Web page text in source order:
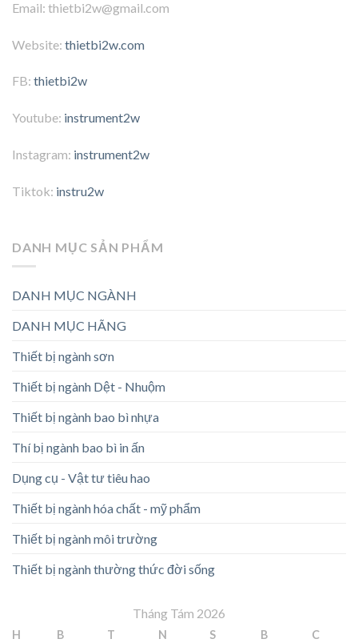
Email: thietbi2w@gmail.com
Website: thietbi2w.com
FB: thietbi2w
Youtube: instrument2w
Instagram: instrument2w
Tiktok: instru2w
DANH MỤC SẢN PHẨM
DANH MỤC NGÀNH
DANH MỤC HÃNG
Thiết bị ngành sơn
Thiết bị ngành Dệt - Nhuộm
Thiết bị ngành bao bì nhựa
Thí bị ngành bao bì in ấn
Dụng cụ - Vật tư tiêu hao
Thiết bị ngành hóa chất - mỹ phẩm
Thiết bị ngành môi trường
Thiết bị ngành thường thức đời sống
Tháng Tám 2026
H B T N S B C